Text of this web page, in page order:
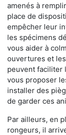
amenés à
place de
empêcher leur
les spécimens
vous aider à
ouvertures et
peuvent faciliter
vous proposer
installer des
de garder ces
Par ailleurs, en
rongeurs, il